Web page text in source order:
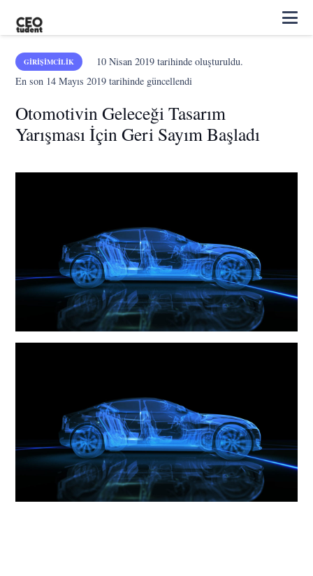
GIRIŞIMCILIK 10 Nisan 2019tarihinde oluşturuldu.
En son 14 Mayıs 2019 tarihinde güncellendi
Otomotivin Geleceği Tasarım
Yarışması İçin Geri Sayım Başladı